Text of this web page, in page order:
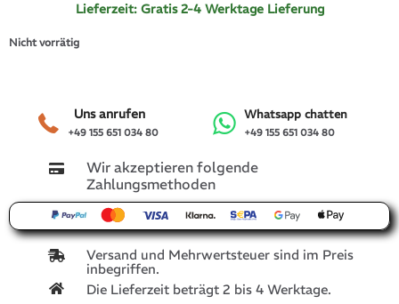
Lieferzeit: Gratis 2-4 Werktage Lieferung
Nicht vorrätig
+49 155 651 034 80
Uns anrufen
+49 155 651 034 80
Whatsapp chatten
Wir akzeptieren folgende
Zahlungsmethoden
Versand und Mehrwertsteuer sind im Preis
inbegriffen.
Die Lieferzeit beträgt 2 bis 4 Werktage.